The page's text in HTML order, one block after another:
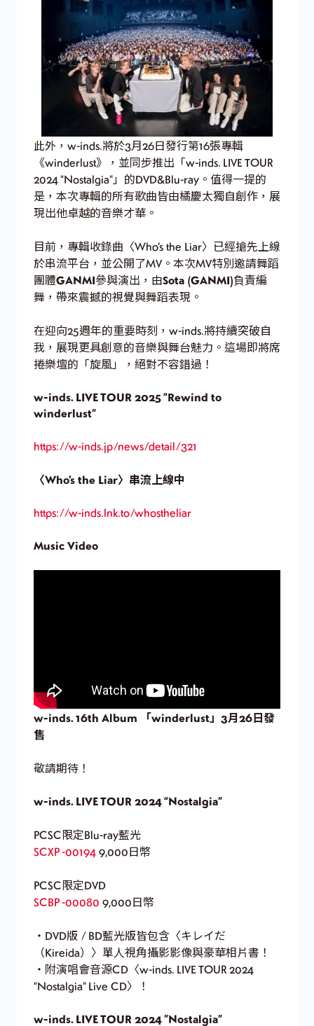
此外，w-inds.將於3月26日發行第16張專輯
《winderlust》，並同步推出「w-inds. LIVE TOUR
2024 “Nostalgia”」的DVD&Blu-ray。值得一提的
是，本次專輯的所有歌曲皆由橘慶太獨自創作，展
現出他卓越的音樂才華。
目前，專輯收錄曲〈Who’s the Liar〉已經搶先上線
於串流平台，並公開了MV。本次MV特別邀請舞蹈
團體GANMI參與演出，由Sota (GANMI)負責編
舞，帶來震撼的視覺與舞蹈表現。
在迎向25週年的重要時刻，w-inds.將持續突破自
我，展現更具創意的音樂與舞台魅力。這場即將席
捲樂壇的「旋風」，絕對不容錯過！
w-inds. LIVE TOUR 2025 “Rewind to
winderlust”
https://w-inds.jp/news/detail/321
〈Who’s the Liar〉串流上線中
https://w-inds.lnk.to/whostheliar
Music Video
w-inds. 16th Album 「winderlust」3月26日發
售
敬請期待！
w-inds. LIVE TOUR 2024 “Nostalgia”
PCSC限定Blu-ray藍光
SCXP -001949,000日幣
PCSC限定DVD
SCBP -00080 9,000日幣
・DVD版 / BD藍光版皆包含〈キレイだ
（Kireida）〉單人視角攝影影像與豪華相片書！
・附演唱會音源CD〈w-inds. LIVE TOUR 2024
“Nostalgia” Live CD〉！
w-inds. LIVE TOUR 2024 ”Nostalgia”